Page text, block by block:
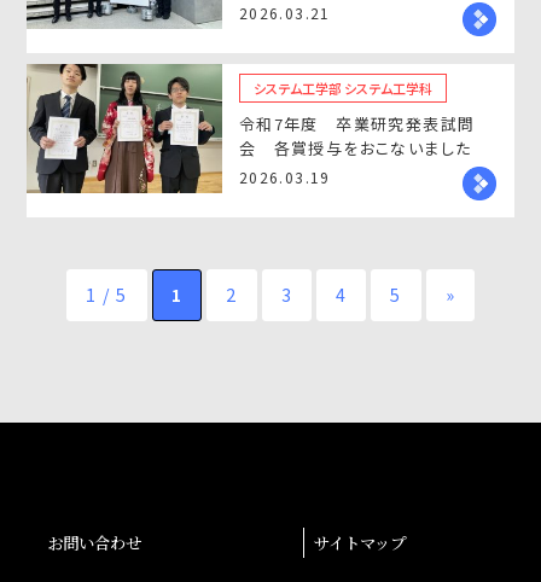
2026.03.21
システム工学部 システム工学科
令和7年度 卒業研究発表試問
会 各賞授与をおこないました
2026.03.19
1 / 5 1 2 3 4 5 »
お問い合わせ サイトマップ